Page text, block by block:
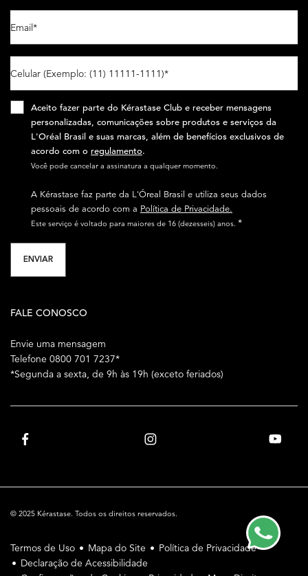
Email*
Celular (Exemplo: (11) 11111-1111)*
Aceito fazer parte do Kérastase Club e receber mensagens
personalizadas, comunicações sobre produtos e serviços da
L'Oréal Brasil e suas marcas, além de benefícios exclusivos de
acordo com o regulamento.​
Você pode cancelar a assinatura a qualquer momento.​
A Kérastase faz parte da L'Óreal Brasil e utiliza seus dados
pessoais de acordo com a Política de Privacidade.
Este serviço é voltado para maiores de 16 (dezesseis) anos. *
ENVIAR
FALE CONOSCO
Envie uma mensagem
Telefone 0800 701 7237*
*Segunda a sexta, de 9h às 19h (exceto feriados)
© 2025 Kérastase. Todos os direitos reservados.
Termos de Uso Mapa do Site
Política de Privacidade
Declaração de Acessibilidade